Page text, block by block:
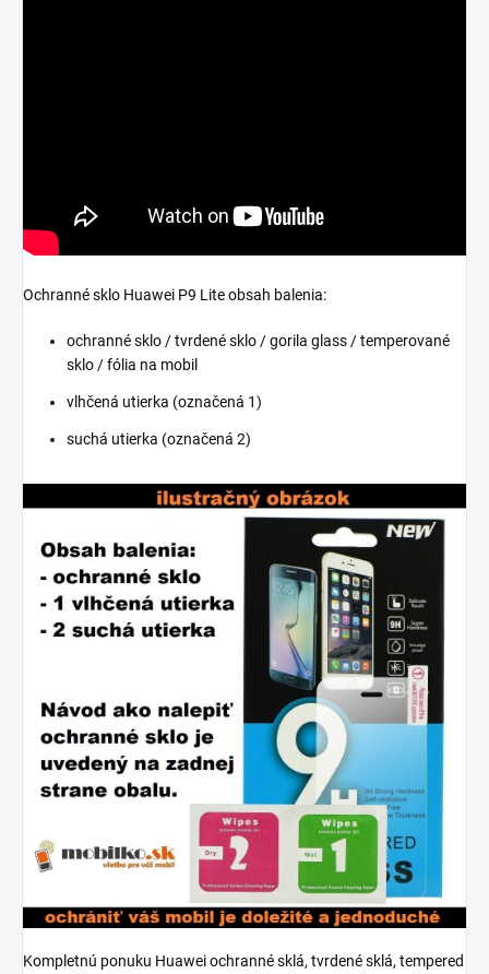
Ochranné sklo Huawei P9 Lite obsah balenia:
ochranné sklo / tvrdené sklo / gorila glass / temperované
sklo / fólia na mobil
vlhčená utierka (označená 1)
suchá utierka (označená 2)
Kompletnú ponuku Huawei ochranné sklá, tvrdené sklá, tempered